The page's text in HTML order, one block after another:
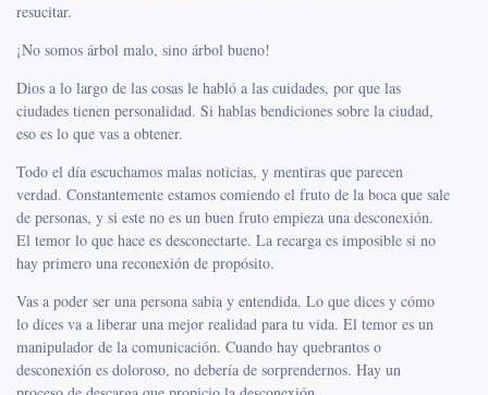
resucitar.
¡No somos árbol malo, sino árbol bueno!
Dios a lo largo de las cosas le habló a las cuidades, por que las
ciudades tienen personalidad. Si hablas bendiciones sobre la ciudad,
eso es lo que vas a obtener.
Todo el día escuchamos malas noticias, y mentiras que parecen
verdad. Constantemente estamos comiendo el fruto de la boca que sale
de personas, y si este no es un buen fruto empieza una desconexión.
El temor lo que hace es desconectarte. La recarga es imposible si no
hay primero una reconexión de propósito.
Vas a poder ser una persona sabia y entendida. Lo que dices y cómo
lo dices va a liberar una mejor realidad para tu vida. El temor es un
manipulador de la comunicación. Cuando hay quebrantos o
desconexión es doloroso, no debería de sorprendernos. Hay un